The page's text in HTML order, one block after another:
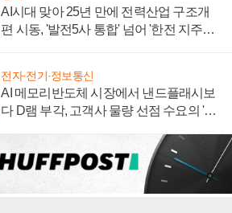
AI시대 맞아 25년 만에 전력산업 구조개
편 시동, '발전5사 통합' 넘어 '한전 지주사'
전자·전기·정보통신
AI 메모리반도체 시장에서 낸드플래시보
다 D램 부각, 고객사 물량 선점 수요의 '우